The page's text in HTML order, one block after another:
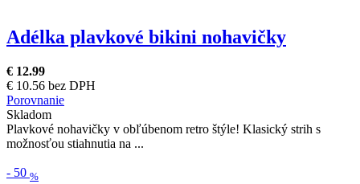
Adélka plavkové bikini nohavičky
€ 12.99
€ 10.56 bez DPH
Porovnanie
Skladom
Plavkové nohavičky v obľúbenom retro štýle! Klasický strih s
možnosťou stiahnutia na ...
- 50 %